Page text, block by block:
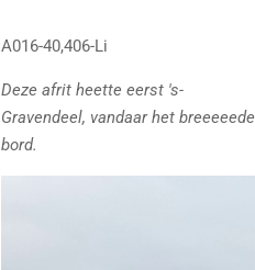
A016-40,406-Li
Deze afrit heette eerst 's-
Gravendeel, vandaar het breeeeede
bord.